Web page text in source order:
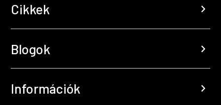
Cikkek chevron_right
Blogok chevron_right
Információk chevron_right